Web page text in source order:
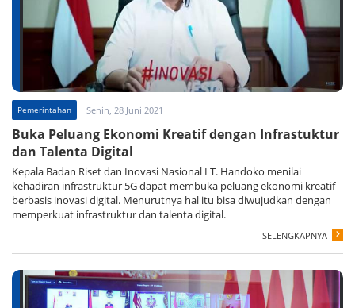
Pemerintahan Senin, 28 Juni 2021
Buka Peluang Ekonomi Kreatif dengan Infrastuktur
dan Talenta Digital
Kepala Badan Riset dan Inovasi Nasional LT. Handoko menilai
kehadiran infrastruktur 5G dapat membuka peluang ekonomi kreatif
berbasis inovasi digital. Menurutnya hal itu bisa diwujudkan dengan
memperkuat infrastruktur dan talenta digital.
SELENGKAPNYA